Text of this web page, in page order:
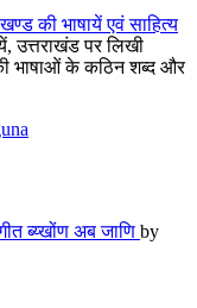
की भाषायें एवं साहित्य
उत्तराखंड पर लिखी
भाषाओं के कठिन शब्द और
ब्य्खोंण अब जाणि by